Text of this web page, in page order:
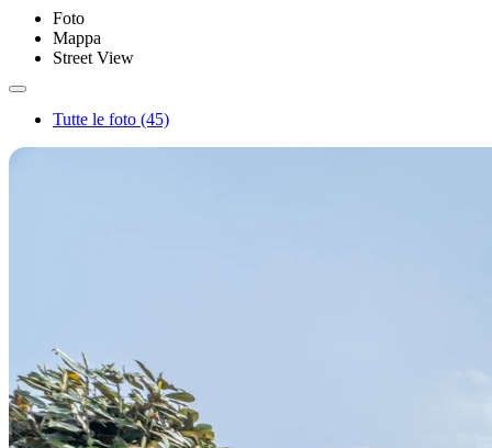
Foto
Mappa
Street View
Tutte le foto (45)